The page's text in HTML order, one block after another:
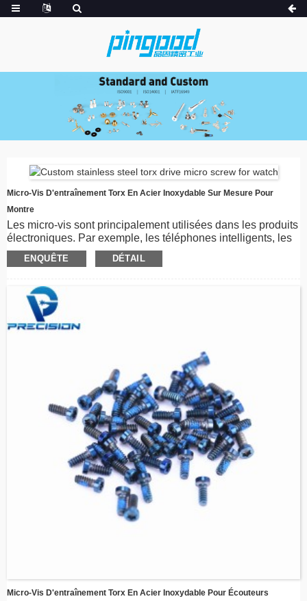
Micro-Vis D'entraînement Torx En Acier Inoxydable Sur Mesure Pour
Montre
Les micro-vis sont principalement utilisées dans les produits
électroniques. Par exemple, les téléphones intelligents, les
ordinateurs portables, les montres, etc. Les vis sont en acier
inoxydable, en acier au carbone ou peuvent être
revêtement PVD, les vis ont une excellente résistance à la
corrosion et une belle apparence.
ENQUÊTE DÉTAIL
Micro-Vis D'entraînement Torx En Acier Inoxydable Pour Écouteurs